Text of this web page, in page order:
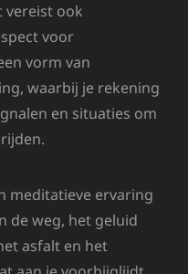
vereist ook
voor
vorm van
waarbij je rekening
en situaties om
meditatieve ervaring
de weg, het geluid
asfalt en het